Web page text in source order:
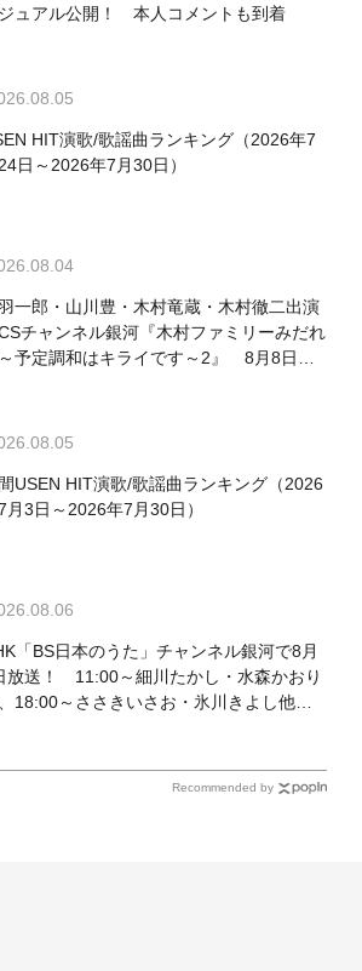
ュアル公開！ 本人コメントも到着
HIT演歌/歌謡曲ランキング（2026年7
日～2026年7月30日）
一郎・山川豊・木村竜蔵・木村徹二出演
チャンネル銀河『木村ファミリーみだれ
予定調和はキライです～2』 8月8日
USEN HIT演歌/歌謡曲ランキング（2026
月3日～2026年7月30日）
「BS日本のうた」チャンネル銀河で8月
放送！ 11:00～細川たかし・水森かおり
18:00～ささきいさお・氷川きよし他登
Recommended by